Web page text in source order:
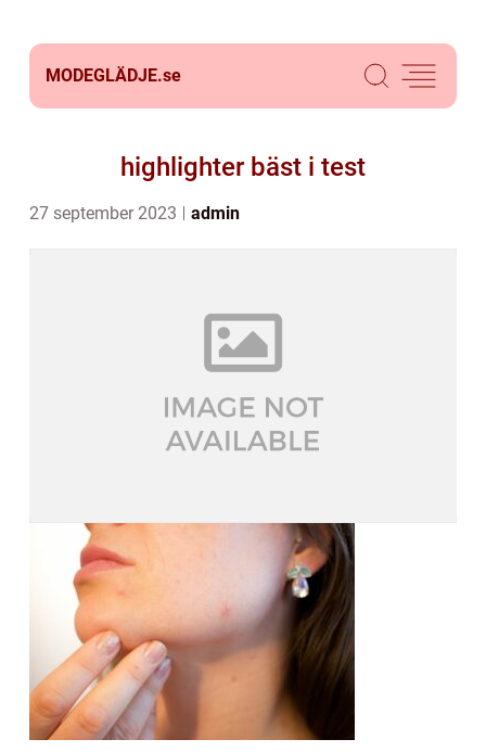
MODEGLÄDJE.se
highlighter bäst i test
27 september 2023 admin